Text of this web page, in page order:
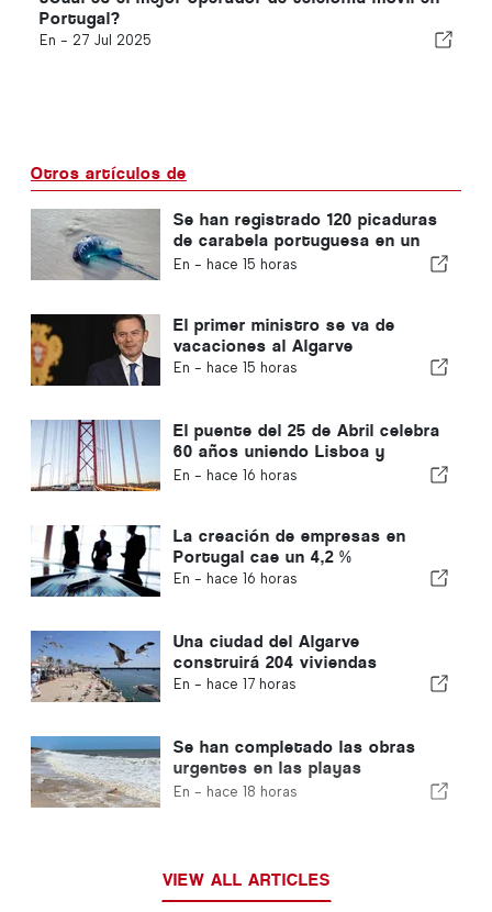
Portugal?
En - 27 Jul 2025
Otros artículos de
Se han registrado 120 picaduras
de carabela portuguesa en un
solo día
En - hace 15 horas
El primer ministro se va de
vacaciones al Algarve
En - hace 15 horas
El puente del 25 de Abril celebra
60 años uniendo Lisboa y
Almada
En - hace 16 horas
La creación de empresas en
Portugal cae un 4,2 %
En - hace 16 horas
Una ciudad del Algarve
construirá 204 viviendas
En - hace 17 horas
Se han completado las obras
urgentes en las playas
portuguesas
En - hace 18 horas
VIEW ALL ARTICLES